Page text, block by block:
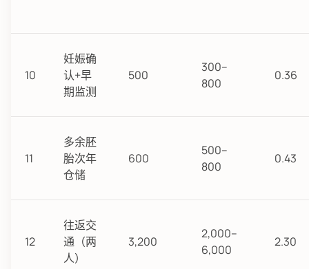
10
妊娠确
认+早
期监测
500
300–
800
0.36
11
多余胚
胎次年
仓储
600
500–
800
0.43
12
往返交
通（两
人）
3,200
2,000–
6,000
2.30